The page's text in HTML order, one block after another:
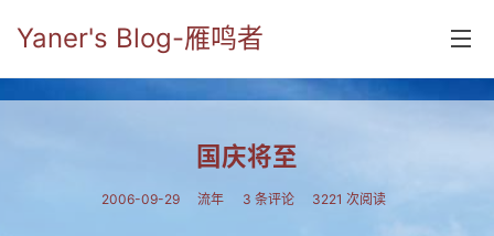
Yaner's Blog-雁鸣者
分类
国庆将至
2006-09-29 流年 3 条评论 3221 次阅读